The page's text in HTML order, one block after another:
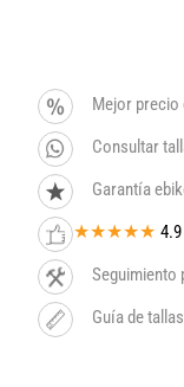
Mejor precio
Consultar
Garantía
★★★★★
Seguimiento
Guía de tallas